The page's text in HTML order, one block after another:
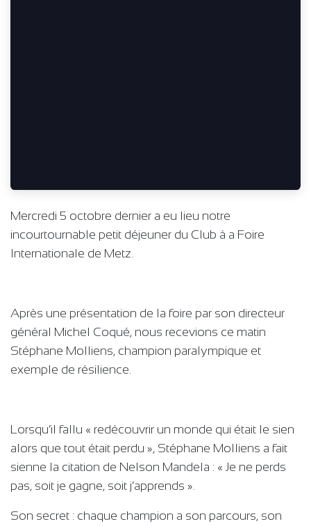
Mercredi 5 octobre dernier a eu lieu notre
incourtournable petit déjeuner du Club à a Foire
Internationale de Metz.
Après une présentation de la foire par son directeur
général Michel Coqué, nous recevions ce matin
Stéphane Molliens, champion paralympique et
exemple de résilience.
Lorsqu’il fallu « redécouvrir un monde qui était le sien
alors que tout était perdu », Stéphane Molliens a fait
sienne la citation de Nelson Mandela : « Je ne perds
pas, soit je gagne, soit j’apprends ».
Son secret : chaque champion a son parcours, son